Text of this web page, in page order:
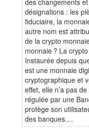
désignations : les
fiduciaire, la
autre nom est
de la crypto
monnaie ? La
Instaurée depuis
est une monnaie
cryptographique et
effet, elle n’a pas
régulée par une
protège son
des banques....